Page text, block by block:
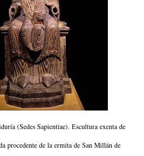
(Sedes Sapientiae). Escultura exenta de
procedente de la ermita de San Millán de